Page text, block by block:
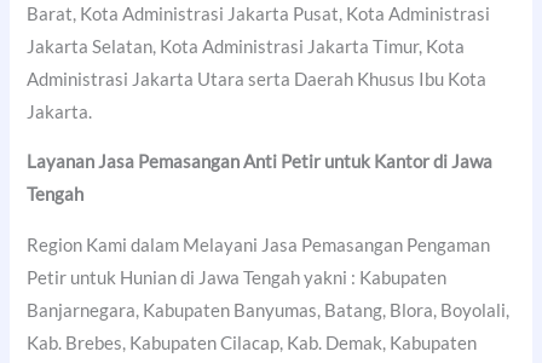
Barat, Kota Administrasi Jakarta Pusat, Kota Administrasi
Jakarta Selatan, Kota Administrasi Jakarta Timur, Kota
Administrasi Jakarta Utara serta Daerah Khusus Ibu Kota
Jakarta.
Layanan Jasa Pemasangan Anti Petir untuk Kantor di Jawa
Tengah
Region Kami dalam Melayani Jasa Pemasangan Pengaman
Petir untuk Hunian di Jawa Tengah yakni : Kabupaten
Banjarnegara, Kabupaten Banyumas, Batang, Blora, Boyolali,
Kab. Brebes, Kabupaten Cilacap, Kab. Demak, Kabupaten